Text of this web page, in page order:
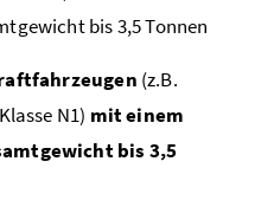
bis 3,5 Tonnen
(z.B.
N1) mit einem
bis 3,5